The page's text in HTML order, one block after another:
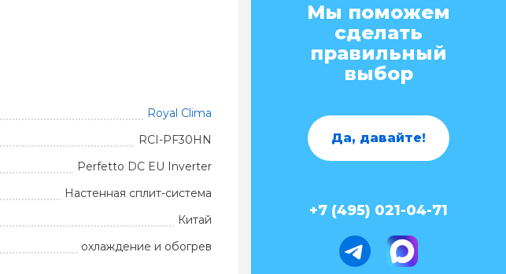
Royal Clima
RCI-PF30HN
Perfetto DC EU Inverter
Настенная сплит-система
Китай
охлаждение и обогрев
Мы поможем
сделать
правильный
выбор
Да, давайте!
+7 (495) 021-04-71